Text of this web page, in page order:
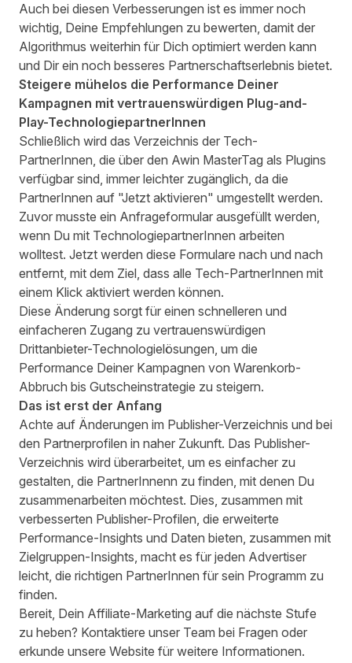
Auch bei diesen Verbesserungen ist es immer noch
wichtig, Deine Empfehlungen zu bewerten, damit der
Algorithmus weiterhin für Dich optimiert werden kann
und Dir ein noch besseres Partnerschaftserlebnis bietet.
Steigere mühelos die Performance Deiner
Kampagnen mit vertrauenswürdigen Plug-and-
Play-TechnologiepartnerInnen
Schließlich wird das Verzeichnis der Tech-
PartnerInnen, die über den Awin MasterTag als Plugins
verfügbar sind, immer leichter zugänglich, da die
PartnerInnen auf "Jetzt aktivieren" umgestellt werden.
Zuvor musste ein Anfrageformular ausgefüllt werden,
wenn Du mit TechnologiepartnerInnen arbeiten
wolltest. Jetzt werden diese Formulare nach und nach
entfernt, mit dem Ziel, dass alle Tech-PartnerInnen mit
einem Klick aktiviert werden können.
Diese Änderung sorgt für einen schnelleren und
einfacheren Zugang zu vertrauenswürdigen
Drittanbieter-Technologielösungen, um die
Performance Deiner Kampagnen von Warenkorb-
Abbruch bis Gutscheinstrategie zu steigern.
Das ist erst der Anfang
Achte auf Änderungen im Publisher-Verzeichnis und bei
den Partnerprofilen in naher Zukunft. Das Publisher-
Verzeichnis wird überarbeitet, um es einfacher zu
gestalten, die PartnerInnenn zu finden, mit denen Du
zusammenarbeiten möchtest. Dies, zusammen mit
verbesserten Publisher-Profilen, die erweiterte
Performance-Insights und Daten bieten, zusammen mit
Zielgruppen-Insights, macht es für jeden Advertiser
leicht, die richtigen PartnerInnen für sein Programm zu
finden.
Bereit, Dein Affiliate-Marketing auf die nächste Stufe
zu heben? Kontaktiere unser Team bei Fragen oder
erkunde unsere Website für weitere Informationen.